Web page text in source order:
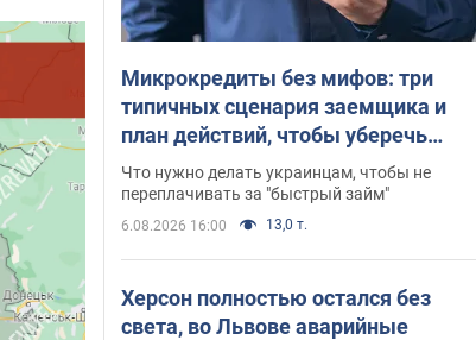
Микрокредиты без мифов: три
типичных сценария заемщика и
план действий, чтобы уберечь
свои деньги
Что нужно делать украинцам, чтобы не
переплачивать за "быстрый займ"
6.08.2026 16:00 13,0 т.
Херсон полностью остался без
света, во Львове аварийные